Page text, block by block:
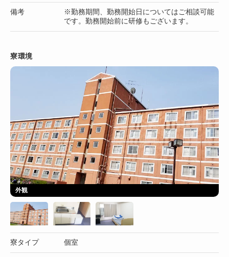
備考
※勤務期間、勤務開始日についてはご相談可能
です。勤務開始前に研修もございます。
寮環境
外観
寮タイプ 個室